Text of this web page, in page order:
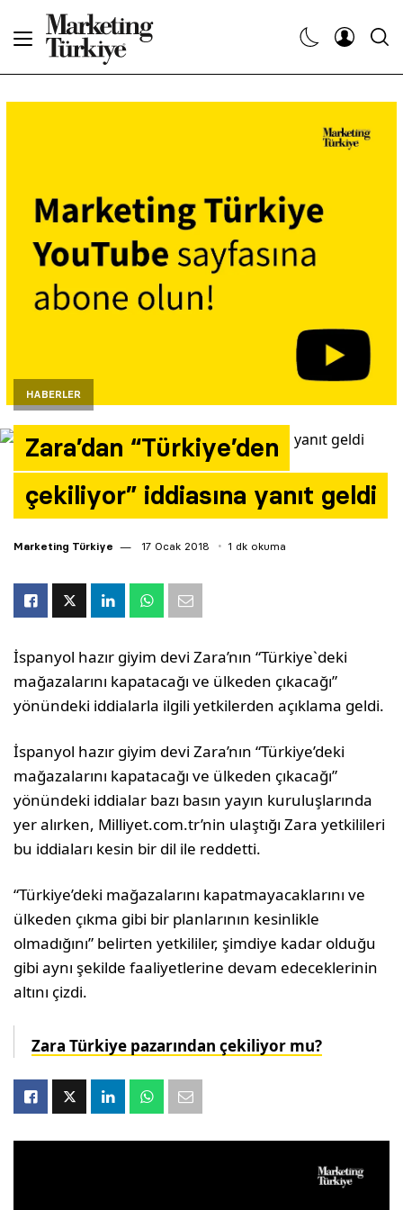
HABERLER
Zara’dan “Türkiye’den
çekiliyor” iddiasına yanıt geldi
Marketing Türkiye 17 Ocak 2018 1 dk okuma
İspanyol hazır giyim devi Zara’nın “Türkiye`deki
mağazalarını kapatacağı ve ülkeden çıkacağı”
yönündeki iddialarla ilgili yetkilerden açıklama geldi.
İspanyol hazır giyim devi Zara’nın “Türkiye’deki
mağazalarını kapatacağı ve ülkeden çıkacağı”
yönündeki iddialar bazı basın yayın kuruluşlarında
yer alırken, Milliyet.com.tr’nin ulaştığı Zara yetkilileri
bu iddiaları kesin bir dil ile reddetti.
“Türkiye’deki mağazalarını kapatmayacaklarını ve
ülkeden çıkma gibi bir planlarının kesinlikle
olmadığını” belirten yetkililer, şimdiye kadar olduğu
gibi aynı şekilde faaliyetlerine devam edeceklerinin
altını çizdi.
Zara Türkiye pazarından çekiliyor mu?
Dergiler
Etkinlikler
Yazarlar
Araştırma